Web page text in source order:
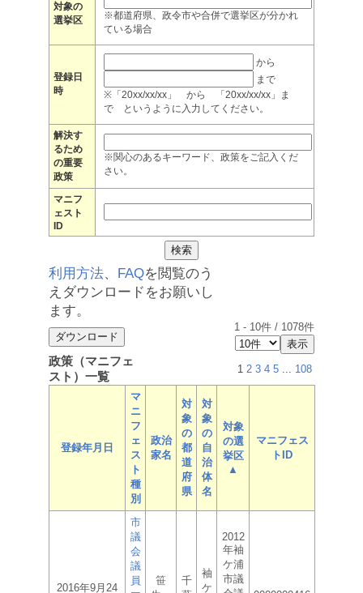
対象の
選挙区
※都道府県、政令市や合併で選挙区が分かれ
ている場合
登録日
時
から
まで
※「20xx/xx/xx」 から 「20xx/xx/xx」ま
で というように入力してください。
解決す
るため
の重要
政策
※関心のあるキーワード、政策をご記入くだ
さい。
マニフ
ェスト
ID
利用方法、 FAQを閲覧のう
えダウンロードをお願いし
ます。
1 - 10件 / 1078件
政策（マニフェ
スト）一覧
1 2 3 4 5 ... 108
登録年月日
マ
ニ
フ
ェ
ス
ト
種
別
政治
家名
対
象
の
都
道
府
県
対
象
の
自
治
体
名
対象
の選
挙区
▲
マニフェス
トID
2016年9月24
市
議
会
議
員
笹
千
袖
ケ
2012
年袖
ケ浦
市議